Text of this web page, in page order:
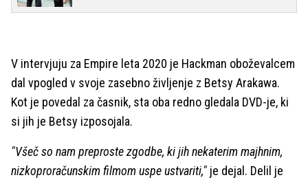
V intervjuju za Empire leta 2020 je Hackman oboževalcem
dal vpogled v svoje zasebno življenje z Betsy Arakawa.
Kot je povedal za časnik, sta oba redno gledala DVD-je, ki
si jih je Betsy izposojala.
"Všeč so nam preproste zgodbe, ki jih nekaterim majhnim,
nizkoproračunskim filmom uspe ustvariti," je dejal. Delil je